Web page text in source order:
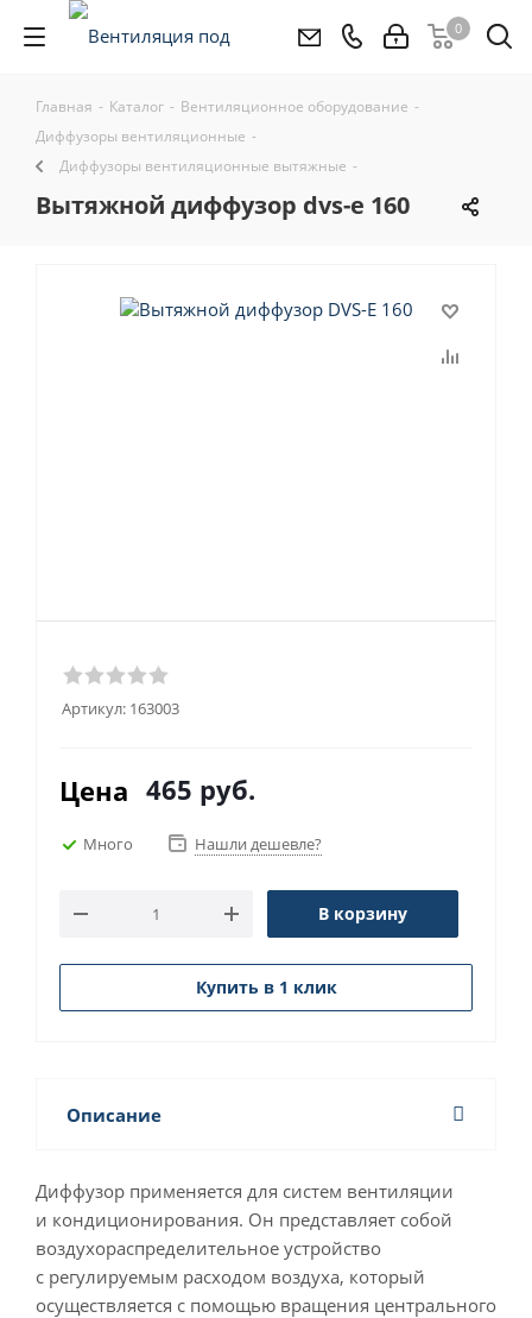
0
Главная - Каталог - Вентиляционное оборудование -
Диффузоры вентиляционные -
Диффузоры вентиляционные вытяжные -
вытяжной диффузор dvs-e 160
Артикул: 163003
Цена 465 руб.
Много Нашли дешевле?
В корзину
Купить в 1 клик
Описание
Диффузор применяется для систем вентиляции
и кондиционирования. Он представляет собой
воздухораспределительное устройство
с регулируемым расходом воздуха, который
осуществляется с помощью вращения центрального